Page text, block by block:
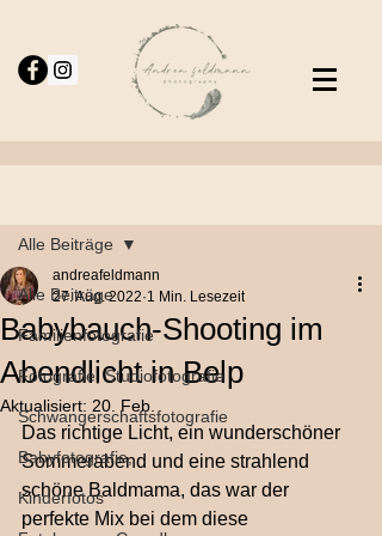
Alle Beiträge
Familienfotografie
Fotografie, Studiofotografie
Schwangerschaftsfotografie
Babyfotografie,
Kinderfotos
Alle Beiträge
Babybauch-Shooting im
Abendlicht in Belp
andreafeldmann
27. Aug. 2022 1 Min. Lesezeit
Aktualisiert: 20. Feb.
Das richtige Licht, ein wunderschöner
Sommerabend und eine strahlend
schöne Baldmama, das war der
perfekte Mix bei dem diese